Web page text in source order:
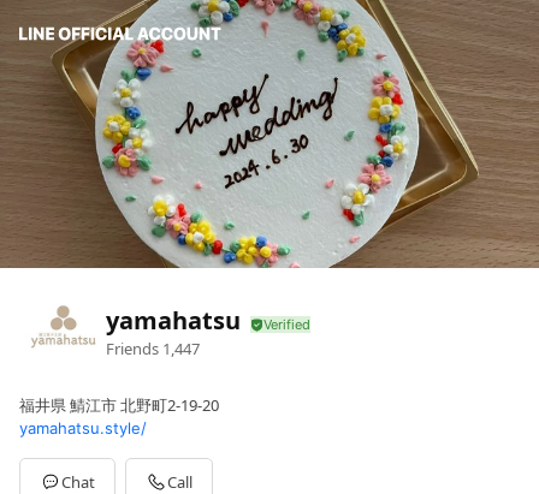
yamahatsu
Friends 1,447
福井県 鯖江市 北野町2-19-20
yamahatsu.style/
Chat Call